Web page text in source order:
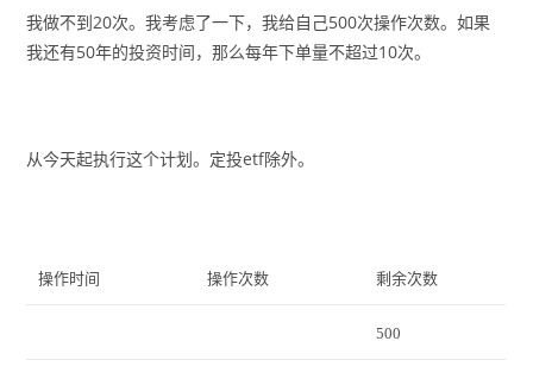
我做不到20次。我考虑了一下，我给自己500次操作次数。如果
我还有50年的投资时间，那么每年下单量不超过10次。
从今天起执行这个计划。定投etf除外。
操作时间 操作次数 剩余次数
500